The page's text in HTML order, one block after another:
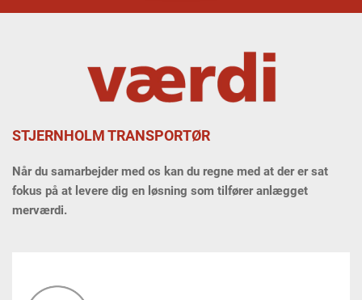
STJERNHOLM TRANSPORTØR
Når du samarbejder med os kan du regne med at der er sat
fokus på at levere dig en løsning som tilfører anlægget
merværdi.